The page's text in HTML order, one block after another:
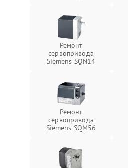
Ремонт
сервопривода
Siemens SQN14
Ремонт
сервопривода
Siemens SQM56